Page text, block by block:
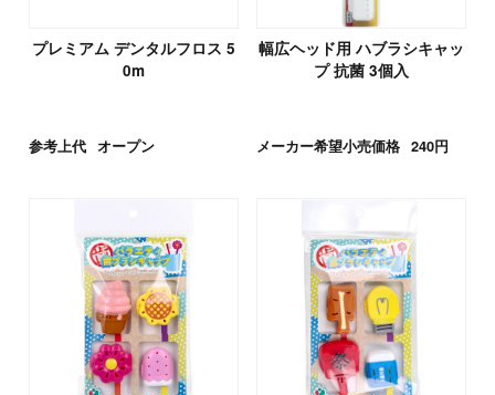
プレミアム デンタルフロス 5
0m
参考上代 オープン
幅広ヘッド用 ハブラシキャッ
プ 抗菌 3個入
メーカー希望小売価格 240円